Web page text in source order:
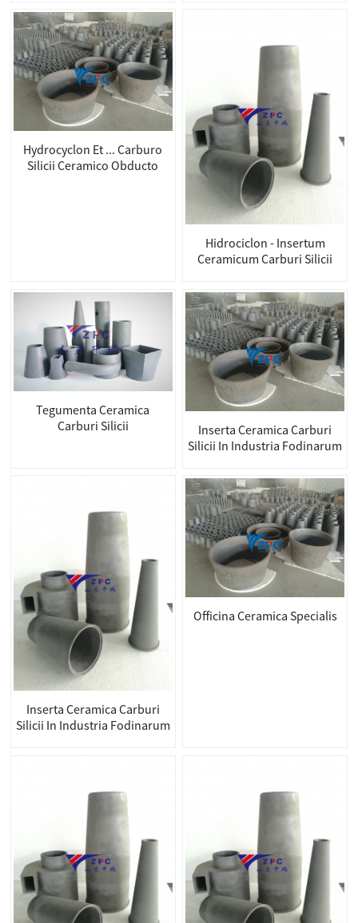
Hydrocyclon Et ... Carburo
Silicii Ceramico Obducto
Hidrociclon - Insertum
Ceramicum Carburi Silicii
Tegumenta Ceramica
Carburi Silicii
Inserta Ceramica Carburi
Silicii In Industria Fodinarum
Inserta Ceramica Carburi
Silicii In Industria Fodinarum
Officina Ceramica Specialis